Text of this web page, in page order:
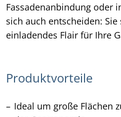
Fassadenanbindung oder
sich auch entscheiden:
einladendes Flair für Ihre
Produktvorteile
Ideal um große Flächen